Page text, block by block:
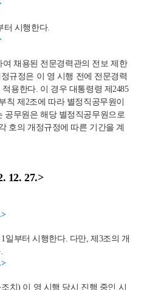
터 시행한다.
채용된 전문경력관의 전보 제한
규정은 이 영 시행 전에 전문경력
용한다. 이 경우 대통령령 제2485
칙 제2조에 따라 별정직공무원이
공무원은 해당 별정직공무원으로
호의 개정규정에 따른 기간을 계
12. 27.>
일부터 시행한다. 다만, 제3조의 개
치) 이 영 시행 당시 진행 중인 시